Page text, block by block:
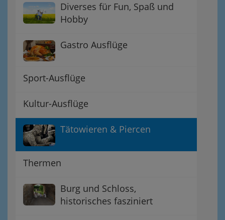
Diverses für Fun, Spaß und
Hobby
Gastro Ausflüge
Sport-Ausflüge
Kultur-Ausflüge
Tätowieren & Piercen
Thermen
Burg und Schloss,
historisches fasziniert